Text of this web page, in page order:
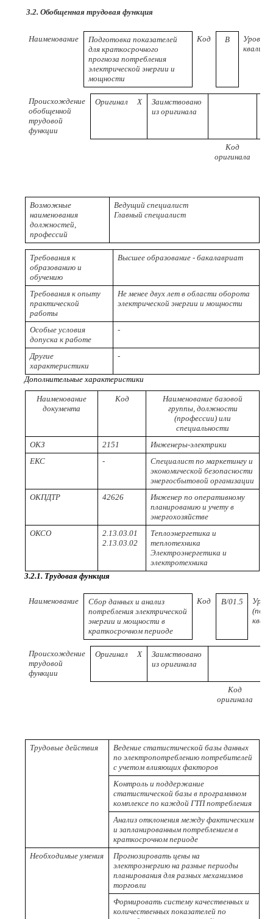
3.2. Обобщенная трудовая функция
Наименование
Подготовка показателей
для краткосрочного
прогноза потребления
электрической энергии и
мощности
Код В
Уровень
Происхождение
обобщенной
трудовой
функции
Оригинал X
Заимствовано
из оригинала
Код
оригинала
Возможные
наименования
должностей,
профессий
Ведущий специалист
Главный специалист
Требования к
образованию и
обучению
Высшее образование - бакалавриат
Требования к опыту
практической
работы
Не менее двух лет в области оборота
электрической энергии и мощности
Особые условия
допуска к работе
-
Другие
характеристики
-
Дополнительные характеристики
Наименование
документа
Код
Наименование базовой
группы, должности
(профессии) или
специальности
ОКЗ
2151
Инженеры-электрики
ЕКС
-
Специалист по маркетингу и
экономической безопасности
энергосбытовой организации
ОКПДТР
42626
Инженер по оперативному
планированию и учету в
энергохозяйстве
ОКСО
2.13.03.01
2.13.03.02
Теплоэнергетика и
теплотехника
Электроэнергетика и
электротехника
3.2.1. Трудовая функция
Наименование
Сбор данных и анализ
потребления электрической
энергии и мощности в
краткосрочном периоде
Код В/01.5
Происхождение
трудовой
функции
Оригинал X
Заимствовано
из оригинала
Код
оригинала
Трудовые действия
Ведение статистической базы данных
по электропотреблению потребителей
с учетом влияющих факторов
Контроль и поддержание
статистической базы в программном
комплексе по каждой ГТП потребления
Анализ отклонения между фактическим
и запланированным потреблением в
краткосрочном периоде
Необходимые умения
Прогнозировать цены на
электроэнергию на разные периоды
планирования для разных механизмов
торговли
Формировать систему качественных и
количественных показателей по